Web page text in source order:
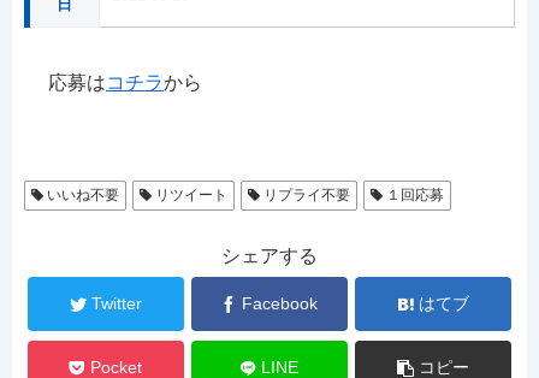
日
応募はコチラから
いいね不要 リツイート リプライ不要 １回応募
シェアする
Twitter Facebook はてブ
Pocket LINE コピー